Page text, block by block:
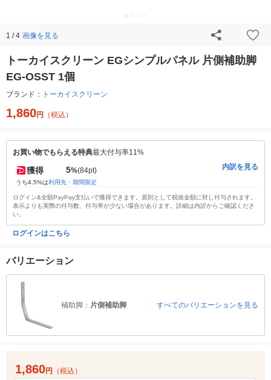
1 / 4 画像を見る
トーカイスクリーン EGシンプルパネル 片側補助脚
EG-OSST 1個
ブランド： トーカイスクリーン
1,860円 （税込）
お買い物でもらえる特典最大付与率11%
獲得 5%(84pt)
うち4.5%は利用先・期間限定
内訳を見る
ログイン&全額PayPay支払いで獲得できます。原則として税抜金額に対し付与されます。
表示よりも実際の付与数、付与率が少ない場合があります。詳細は内訳からご確認くださ
い。
ログインはこちら
バリエーション
補助脚： 片側補助脚 すべてのバリエーションを見る
1,860円 （税込）